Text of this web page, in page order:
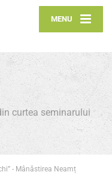
MENU
curtea seminarului
- Mânăstirea Neamț